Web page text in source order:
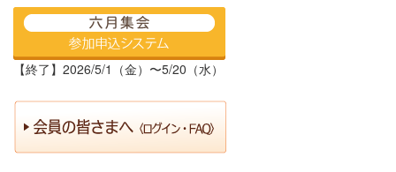
【終了】2026/5/1（金）〜5/20（水）